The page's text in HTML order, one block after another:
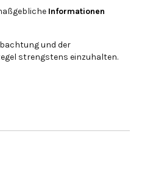
Informationen
und der
strengstens einzuhalten.